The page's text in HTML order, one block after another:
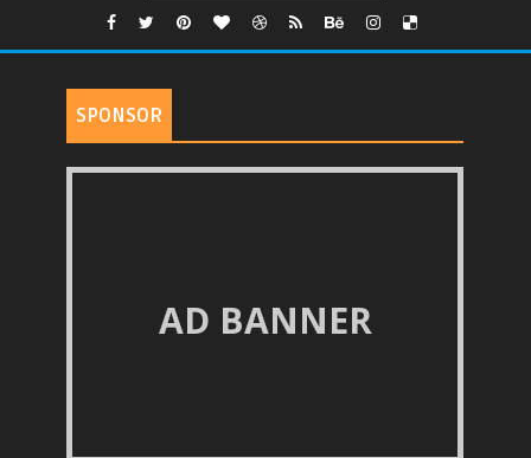
SPONSOR
AD BANNER